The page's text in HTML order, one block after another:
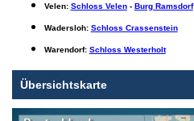
Velen: Schloss Velen- Burg Ramsdorf
Wadersloh: Schloss Crassenstein
Warendorf: Schloss Westerholt
Übersichtskarte